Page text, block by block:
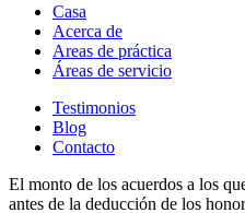
Casa
Acerca de
Areas de práctica
Áreas de servicio
Testimonios
Blog
Contacto
El monto de los acuerdos a los
antes de la deducción de los